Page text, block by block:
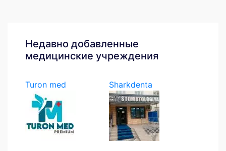
Недавно добавленные
медицинские учреждения
Turon med Sharkdenta